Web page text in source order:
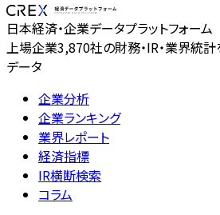
日本経済・企業データプラットフォーム
上場企業3,870社の財務・IR・業界統計
データ
企業分析
企業ランキング
業界レポート
経済指標
IR横断検索
コラム